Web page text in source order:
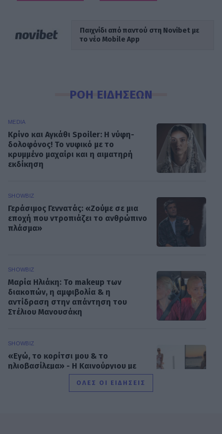
Παιχνίδι από παντού στη Novibet με
το νέο Mobile App
ΡΟΗ ΕΙΔΗΣΕΩΝ
MEDIA
Κρίνο και Αγκάθι Spoiler: Η νύφη-
δολοφόνος! Το νυφικό με το
κρυμμένο μαχαίρι και η αιματηρή
εκδίκηση
SHOWBIZ
Γεράσιμος Γεννατάς: «Ζούμε σε μια
εποχή που ντροπιάζει το ανθρώπινο
πλάσμα»
SHOWBIZ
Μαρία Ηλιάκη: Το makeup των
διακοπών, η αμφιβολία & η
αντίδραση στην απάντηση του
Στέλιου Μανουσάκη
SHOWBIZ
«Εγώ, το κορίτσι μου & το
ηλιοβασίλεμα» - Η Καινούργιου με
σικ λευκό φόρεμα αγκαλιά με την
ΟΛΕΣ ΟΙ ΕΙΔΗΣΕΙΣ